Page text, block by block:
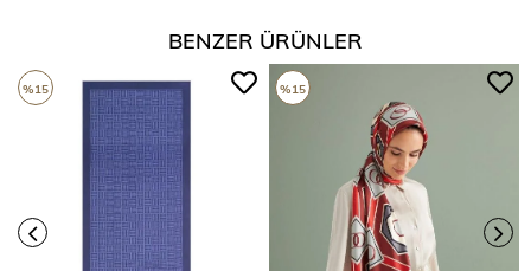
BENZER ÜRÜNLER
%15 %15